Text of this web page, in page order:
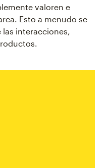
valoren e
Esto a menudo se
interacciones,